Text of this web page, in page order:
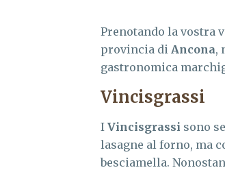
Prenotando la vostra
provincia di Ancona,
gastronomica
Vincisgrassi
I Vincisgrassi sono
lasagne al forno, ma
besciamella.